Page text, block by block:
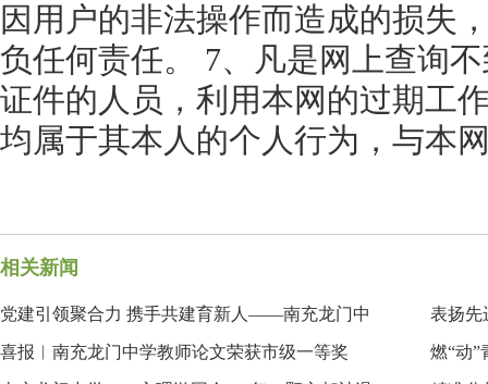
因用户的非法操作而造成的损失
负任何责任。 7、凡是网上查询
证件的人员，利用本网的过期工
均属于其本人的个人行为，与本
相关新闻
党建引领聚合力 携手共建育新人——南充龙门中 表扬
喜报︱南充龙门中学教师论文荣获市级一等奖 燃“动